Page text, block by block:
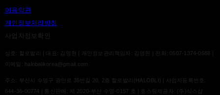
이용약관
개인정보처리방침
사업자정보확인
상호: 할로발리 | 대표: 김영현 | 개인정보관리책임자: 김영현 | 전화: 0507-1374-0688 |
이메일: halobalikorea@gmail.com
주소: 부산시 수영구 광안로 35번길 20, 2층 할로발리(HALOBLI) | 사업자등록번호:
644-36-00774 | 통신판매: 제 2020-부산 수영-0157 호 | 호스팅제공자: (주)식스샵